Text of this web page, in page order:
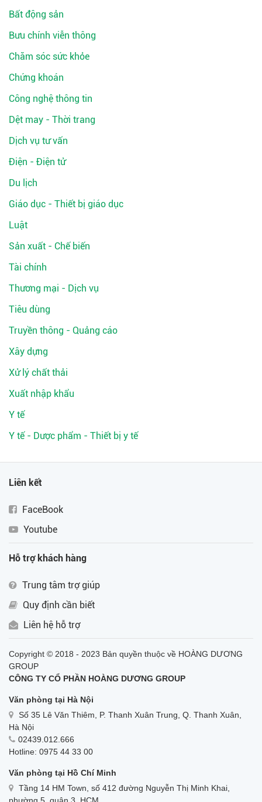
Bất động sản
Bưu chính viễn thông
Chăm sóc sức khỏe
Chứng khoán
Công nghệ thông tin
Dệt may - Thời trang
Dịch vụ tư vấn
Điện - Điện tử
Du lịch
Giáo dục - Thiết bị giáo dục
Luật
Sản xuất - Chế biến
Tài chính
Thương mại - Dịch vụ
Tiêu dùng
Truyền thông - Quảng cáo
Xây dựng
Xử lý chất thải
Xuất nhập khẩu
Y tế
Y tế - Dược phẩm - Thiết bị y tế
Liên kết
FaceBook
Youtube
Hỗ trợ khách hàng
Trung tâm trợ giúp
Quy định cần biết
Liên hệ hỗ trợ
Copyright © 2018 - 2023 Bản quyền thuộc về HOÀNG DƯƠNG
GROUP
CÔNG TY CỔ PHẦN HOÀNG DƯƠNG GROUP
Văn phòng tại Hà Nội
Số 35 Lê Văn Thiêm, P. Thanh Xuân Trung, Q. Thanh Xuân,
Hà Nội
02439.012.666
Hotline: 0975 44 33 00
Văn phòng tại Hồ Chí Minh
Tầng 14 HM Town, số 412 đường Nguyễn Thị Minh Khai,